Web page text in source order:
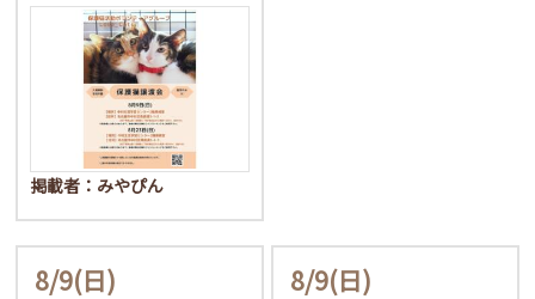
掲載者：みやぴん
8/9(日) 8/9(日)